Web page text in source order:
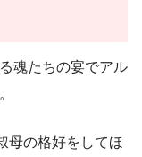
魂たちの宴でアル
母の格好をしてほ